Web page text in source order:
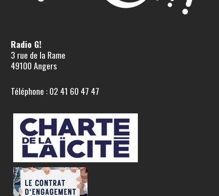
Radio G!
3 rue de la Rame
49100 Angers
Téléphone : 02 41 60 47 47